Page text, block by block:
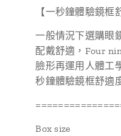
【一秒鐘體驗鏡框
一般情況下選購眼
配戴舒適，Four
臉形再運用人體工
秒鐘體驗鏡框舒適
Box size